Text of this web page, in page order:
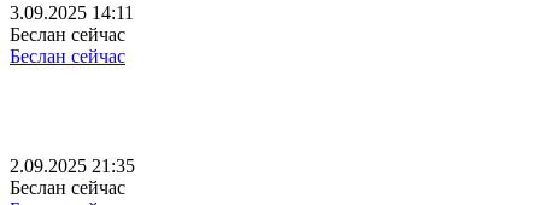
3.09.2025 14:11
Беслан сейчас
Беслан сейчас
2.09.2025 21:35
Беслан сейчас